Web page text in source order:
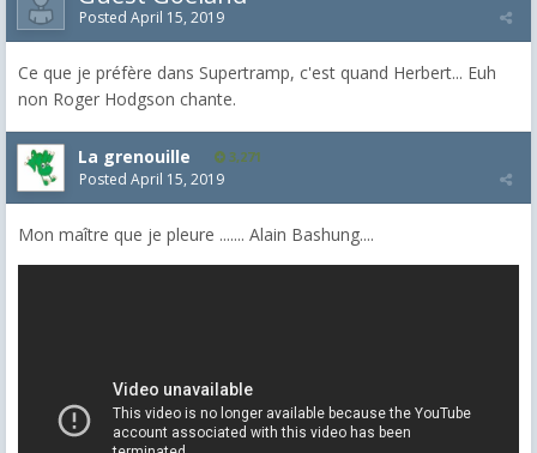
Posted April 15, 2019
Ce que je préfère dans Supertramp, c'est quand Herbert... Euh
non Roger Hodgson chante.
La grenouille 3,271
Posted April 15, 2019
Mon maître que je pleure ....... Alain Bashung....